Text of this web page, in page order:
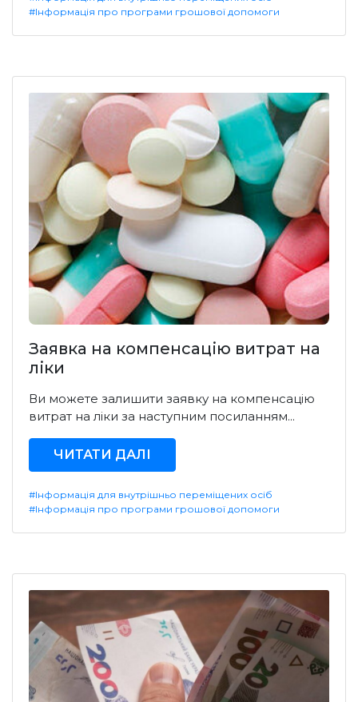
#Інформація про програми грошової допомоги
Заявка на компенсацію витрат на
ліки
Ви можете залишити заявку на компенсацію
витрат на ліки за наступним посиланням...
ЧИТАТИ ДАЛІ
#Інформація для внутрішньо переміщених осіб
#Інформація про програми грошової допомоги